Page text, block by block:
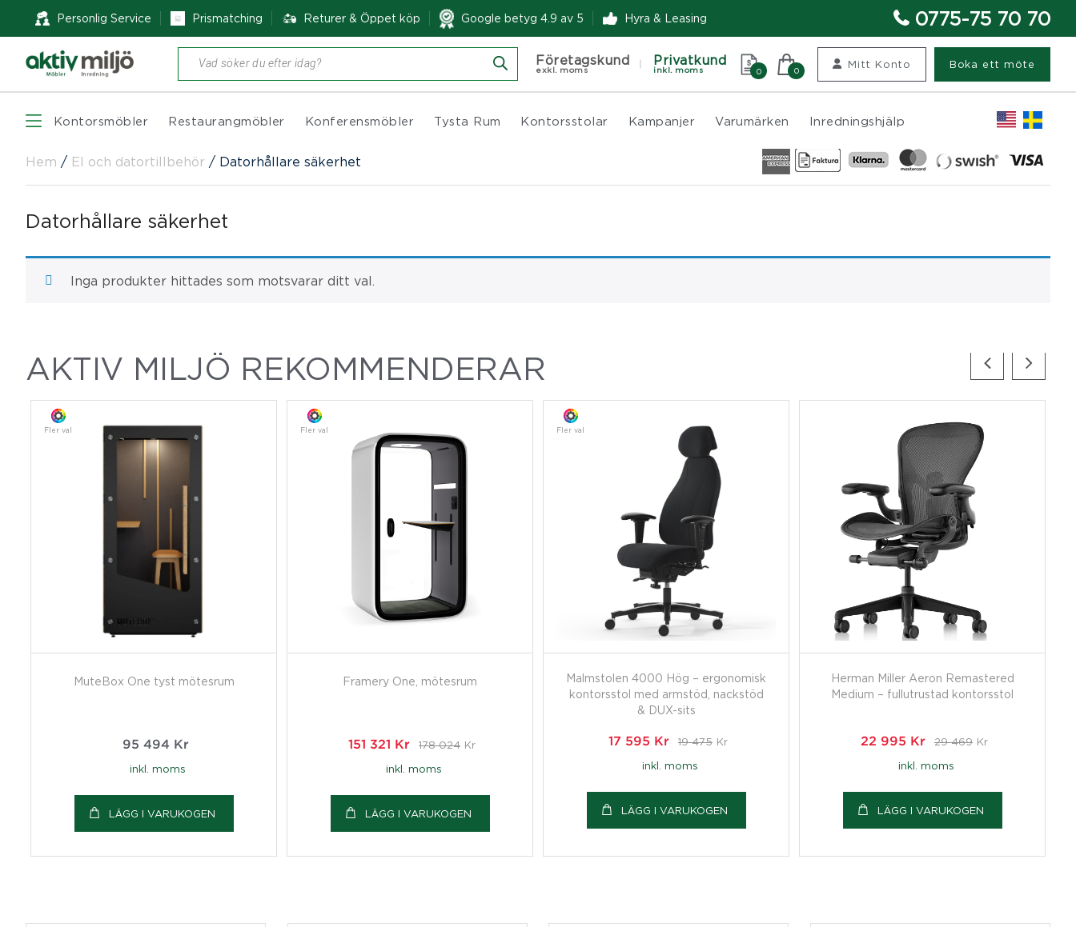
Personlig Service Prismatching Returer & Öppet köp Google betyg 4.9 av 5 Hyra & Leasing 0775-75 70 70
Produktsökning Företagskund
exkl. moms
Privatkund
inkl. moms 0 0
Mitt Konto Boka ett möte
Kontorsmöbler Restaurangmöbler Konferensmöbler Tysta Rum Kontorsstolar Kampanjer Varumärken Inredningshjälp
Hem / El och datortillbehör / Datorhållare säkerhet
Datorhållare säkerhet
Inga produkter hittades som motsvarar ditt val.
AKTIV MILJÖ REKOMMENDERAR
Fler val
MuteBox One tyst mötesrum
95 494 Kr
inkl. moms
LÄGG I VARUKOGEN
Fler val
Framery One, mötesrum
151 321 Kr 178 024 Kr
inkl. moms
LÄGG I VARUKOGEN
Fler val
Malmstolen 4000 Hög – ergonomisk
kontorsstol med armstöd, nackstöd
& DUX-sits
17 595 Kr 19 475 Kr
inkl. moms
LÄGG I VARUKOGEN
Herman Miller Aeron Remastered
Medium – fullutrustad kontorsstol
22 995 Kr 29 469 Kr
inkl. moms
LÄGG I VARUKOGEN